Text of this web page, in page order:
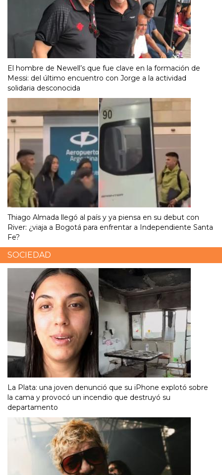
El hombre de Newell’s que fue clave en la formación de
Messi: del último encuentro con Jorge a la actividad
solidaria desconocida
Thiago Almada llegó al país y ya piensa en su debut con
River: ¿viaja a Bogotá para enfrentar a Independiente Santa
Fe?
SOCIEDAD
La Plata: una joven denunció que su iPhone explotó sobre
la cama y provocó un incendio que destruyó su
departamento